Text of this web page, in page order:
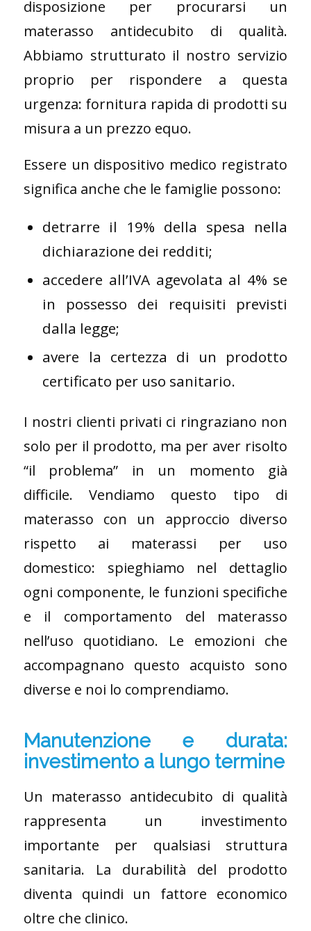
disposizione per procurarsi un
materasso antidecubito di qualità.
Abbiamo strutturato il nostro servizio
proprio per rispondere a questa
urgenza: fornitura rapida di prodotti su
misura a un prezzo equo.
Essere un dispositivo medico registrato
significa anche che le famiglie possono:
detrarre il 19% della spesa nella
dichiarazione dei redditi;
accedere all’IVA agevolata al 4% se
in possesso dei requisiti previsti
dalla legge;
avere la certezza di un prodotto
certificato per uso sanitario.
I nostri clienti privati ci ringraziano non
solo per il prodotto, ma per aver risolto
“il problema” in un momento già
difficile. Vendiamo questo tipo di
materasso con un approccio diverso
rispetto ai materassi per uso
domestico: spieghiamo nel dettaglio
ogni componente, le funzioni specifiche
e il comportamento del materasso
nell’uso quotidiano. Le emozioni che
accompagnano questo acquisto sono
diverse e noi lo comprendiamo.
Manutenzione e durata:
investimento a lungo termine
Un materasso antidecubito di qualità
rappresenta un investimento
importante per qualsiasi struttura
sanitaria. La durabilità del prodotto
diventa quindi un fattore economico
oltre che clinico.